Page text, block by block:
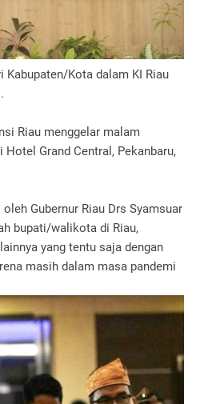
Kabupaten/Kota dalam KI Riau
Riau menggelar malam
Grand Central, Pekanbaru,
Gubernur Riau Drs Syamsuar
bupati/walikota di Riau,
yang tentu saja dengan
masih dalam masa pandemi